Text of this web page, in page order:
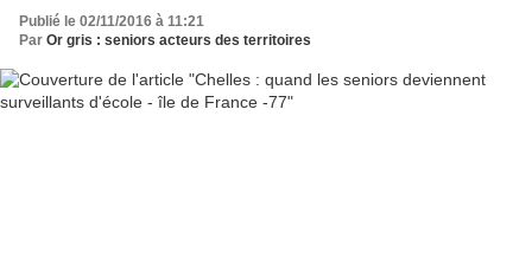
Publié le 02/11/2016 à 11:21
Par Or gris : seniors acteurs des territoires